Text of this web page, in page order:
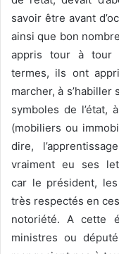
savoir être avant
ainsi que bon
appris tour à tour
termes, ils ont
marcher, à s’habiller
symboles de l’état,
(mobiliers ou
dire,
vraiment eu ses
car le président,
très respectés en
notoriété. A cette
ministres ou